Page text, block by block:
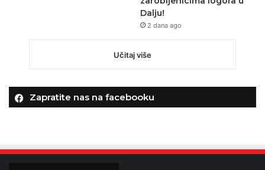
Dalju!
2 dana ago
Učitaj više
Zapratite nas na facebooku